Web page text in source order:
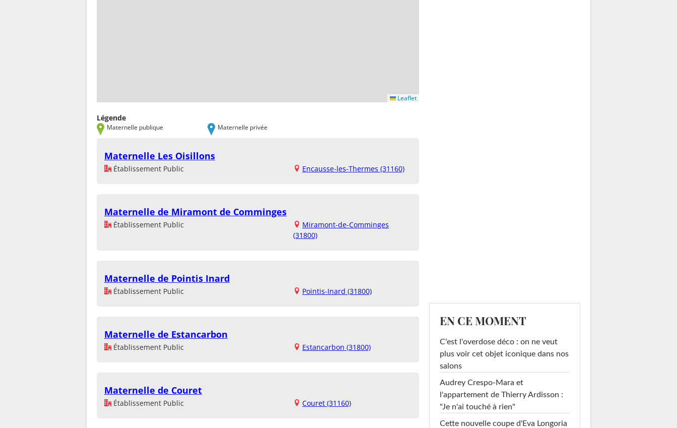
Leaflet
Légende
Maternelle publique Maternelle privée
Maternelle Les Oisillons
Établissement Public Encausse-les-Thermes (31160)
Maternelle de Miramont de Comminges
Établissement Public
Miramont-de-Comminges
(31800)
Maternelle de Pointis Inard
Établissement Public Pointis-Inard (31800)
Maternelle de Estancarbon
Établissement Public Estancarbon (31800)
Maternelle de Couret
Établissement Public Couret (31160)
EN CE MOMENT
C'est l'overdose déco : on ne veut
plus voir cet objet iconique dans nos
salons
Audrey Crespo-Mara et
l'appartement de Thierry Ardisson :
"Je n'ai touché à rien"
Cette nouvelle coupe d'Eva Longoria